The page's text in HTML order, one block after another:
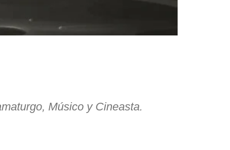
Músico y Cineasta.